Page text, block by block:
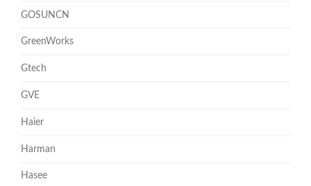
GOSUNCN
GreenWorks
Gtech
GVE
Haier
Harman
Hasee